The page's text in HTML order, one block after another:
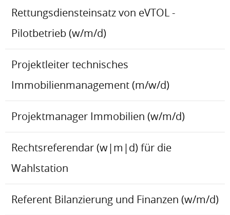
Rettungsdiensteinsatz von eVTOL -
Pilotbetrieb (w/m/d)
Projektleiter technisches
Immobilienmanagement (m/w/d)
Projektmanager Immobilien (w/m/d)
Rechtsreferendar (w|m|d) für die
Wahlstation
Referent Bilanzierung und Finanzen (w/m/d)